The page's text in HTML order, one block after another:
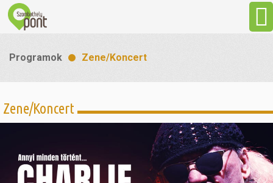
Látnivalók
Gasztronómia
Programok Zene/Koncert
Zene/Koncert